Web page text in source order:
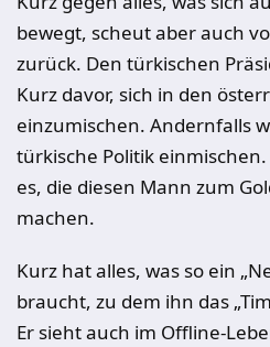
bewegt, scheut aber auch
zurück. Den türkischen
Kurz davor, sich in den
einzumischen. Andernfalls
türkische Politik
es, die diesen Mann zum
machen.
Kurz hat alles, was so ein
braucht, zu dem ihn das
Er sieht auch im Offline-